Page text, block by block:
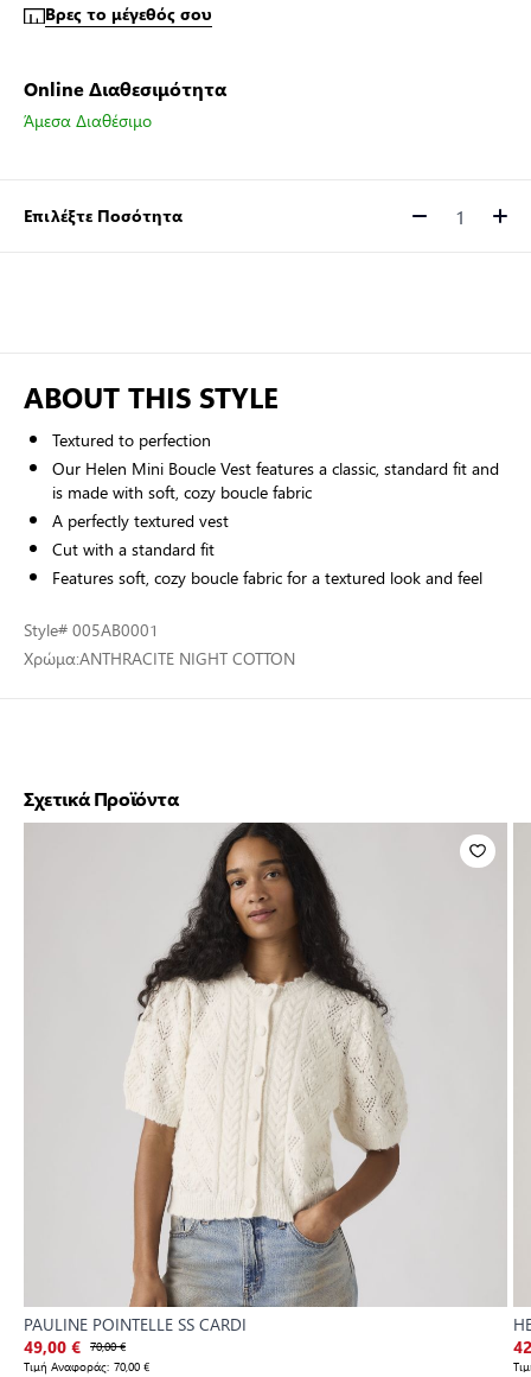
Βρες το μέγεθός σου
Online Διαθεσιμότητα
Άμεσα Διαθέσιμο
Επιλέξτε Ποσότητα Ποσότητα
ABOUT THIS STYLE
Textured to perfection
Our Helen Mini Boucle Vest features a classic, standard fit and
is made with soft, cozy boucle fabric
A perfectly textured vest
Cut with a standard fit
Features soft, cozy boucle fabric for a textured look and feel
Style# 005AB0001
Χρώμα:ANTHRACITE NIGHT COTTON
Σχετικά Προϊόντα
PAULINE POINTELLE SS CARDI
49,00 € 70,00 €
Τιμή Αναφοράς: 70,00 €